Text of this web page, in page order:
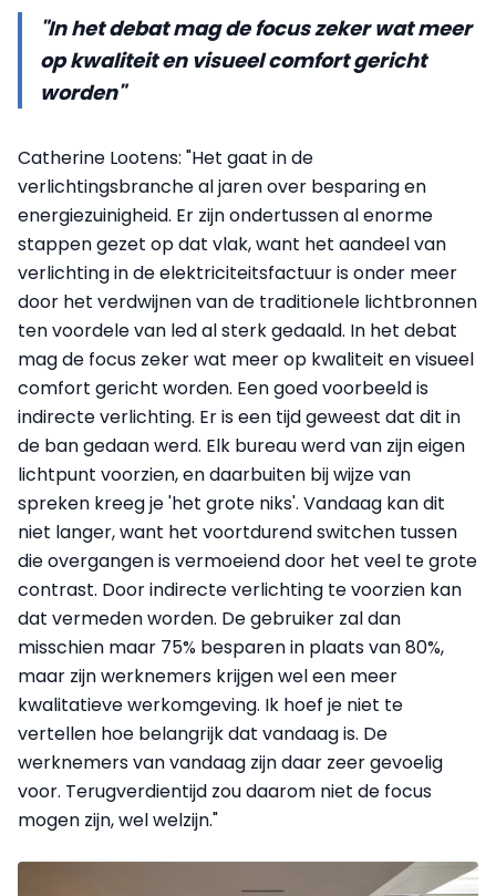
"In het debat mag de focus zeker wat meer
op kwaliteit en visueel comfort gericht
worden"
Catherine Lootens: "Het gaat in de
verlichtingsbranche al jaren over besparing en
energiezuinigheid. Er zijn ondertussen al enorme
stappen gezet op dat vlak, want het aandeel van
verlichting in de elektriciteitsfactuur is onder meer
door het verdwijnen van de traditionele lichtbronnen
ten voordele van led al sterk gedaald. In het debat
mag de focus zeker wat meer op kwaliteit en visueel
comfort gericht worden. Een goed voorbeeld is
indirecte verlichting. Er is een tijd geweest dat dit in
de ban gedaan werd. Elk bureau werd van zijn eigen
lichtpunt voorzien, en daarbuiten bij wijze van
spreken kreeg je 'het grote niks'. Vandaag kan dit
niet langer, want het voortdurend switchen tussen
die overgangen is vermoeiend door het veel te grote
contrast. Door indirecte verlichting te voorzien kan
dat vermeden worden. De gebruiker zal dan
misschien maar 75% besparen in plaats van 80%,
maar zijn werknemers krijgen wel een meer
kwalitatieve werkomgeving. Ik hoef je niet te
vertellen hoe belangrijk dat vandaag is. De
werknemers van vandaag zijn daar zeer gevoelig
voor. Terugverdientijd zou daarom niet de focus
mogen zijn, wel welzijn."